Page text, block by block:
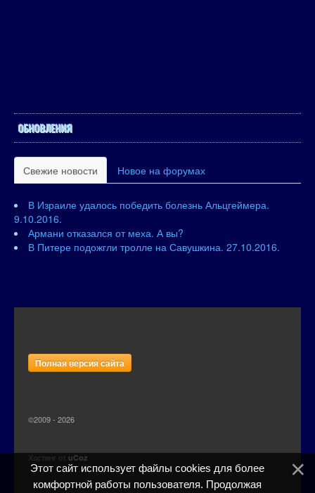
ОБНОВЛЕНИЯ
Свежие новости Новое на форумах
В Израиле удалось победить болезнь Альцгеймера.
9.10.2016.
Армани отказался от меха. А вы?
В Питере подожгли тролле на Савушкина. 27.10.2016.
Полная версия сайта
©2009 - 2026
Хостинг от uCoz
Этот сайт использует файлы cookies для более
комфортной работы пользователя. Продолжая